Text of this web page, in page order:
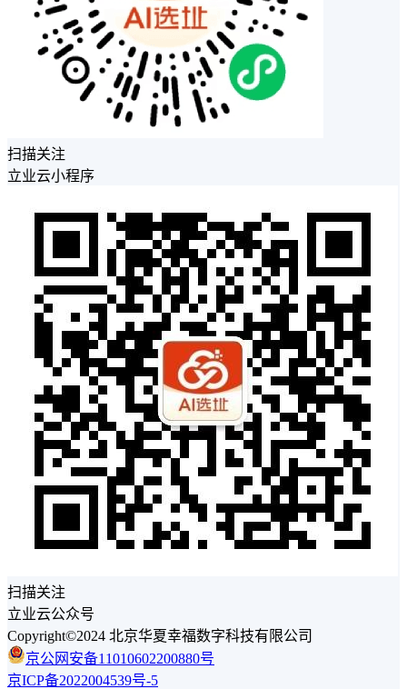
扫描关注
立业云小程序
扫描关注
立业云公众号
Copyright©2024 北京华夏幸福数字科技有限公司
京公网安备11010602200880号
京ICP备2022004539号-5